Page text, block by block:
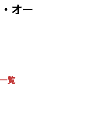
オー
覧